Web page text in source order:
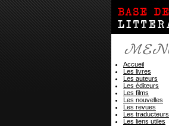
Accueil
Les livres
Les auteurs
Les éditeurs
Les films
Les nouvelles
Les revues
Les traducteurs
Les liens utiles